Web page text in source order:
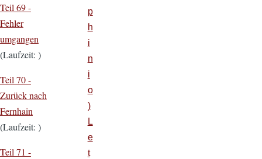
Teil 69 -
Fehler
umgangen
(Laufzeit: )
Teil 70 -
Zurück nach
Fernhain
(Laufzeit: )
Teil 71 -
p
h
i
n
i
o
)
L
e
t